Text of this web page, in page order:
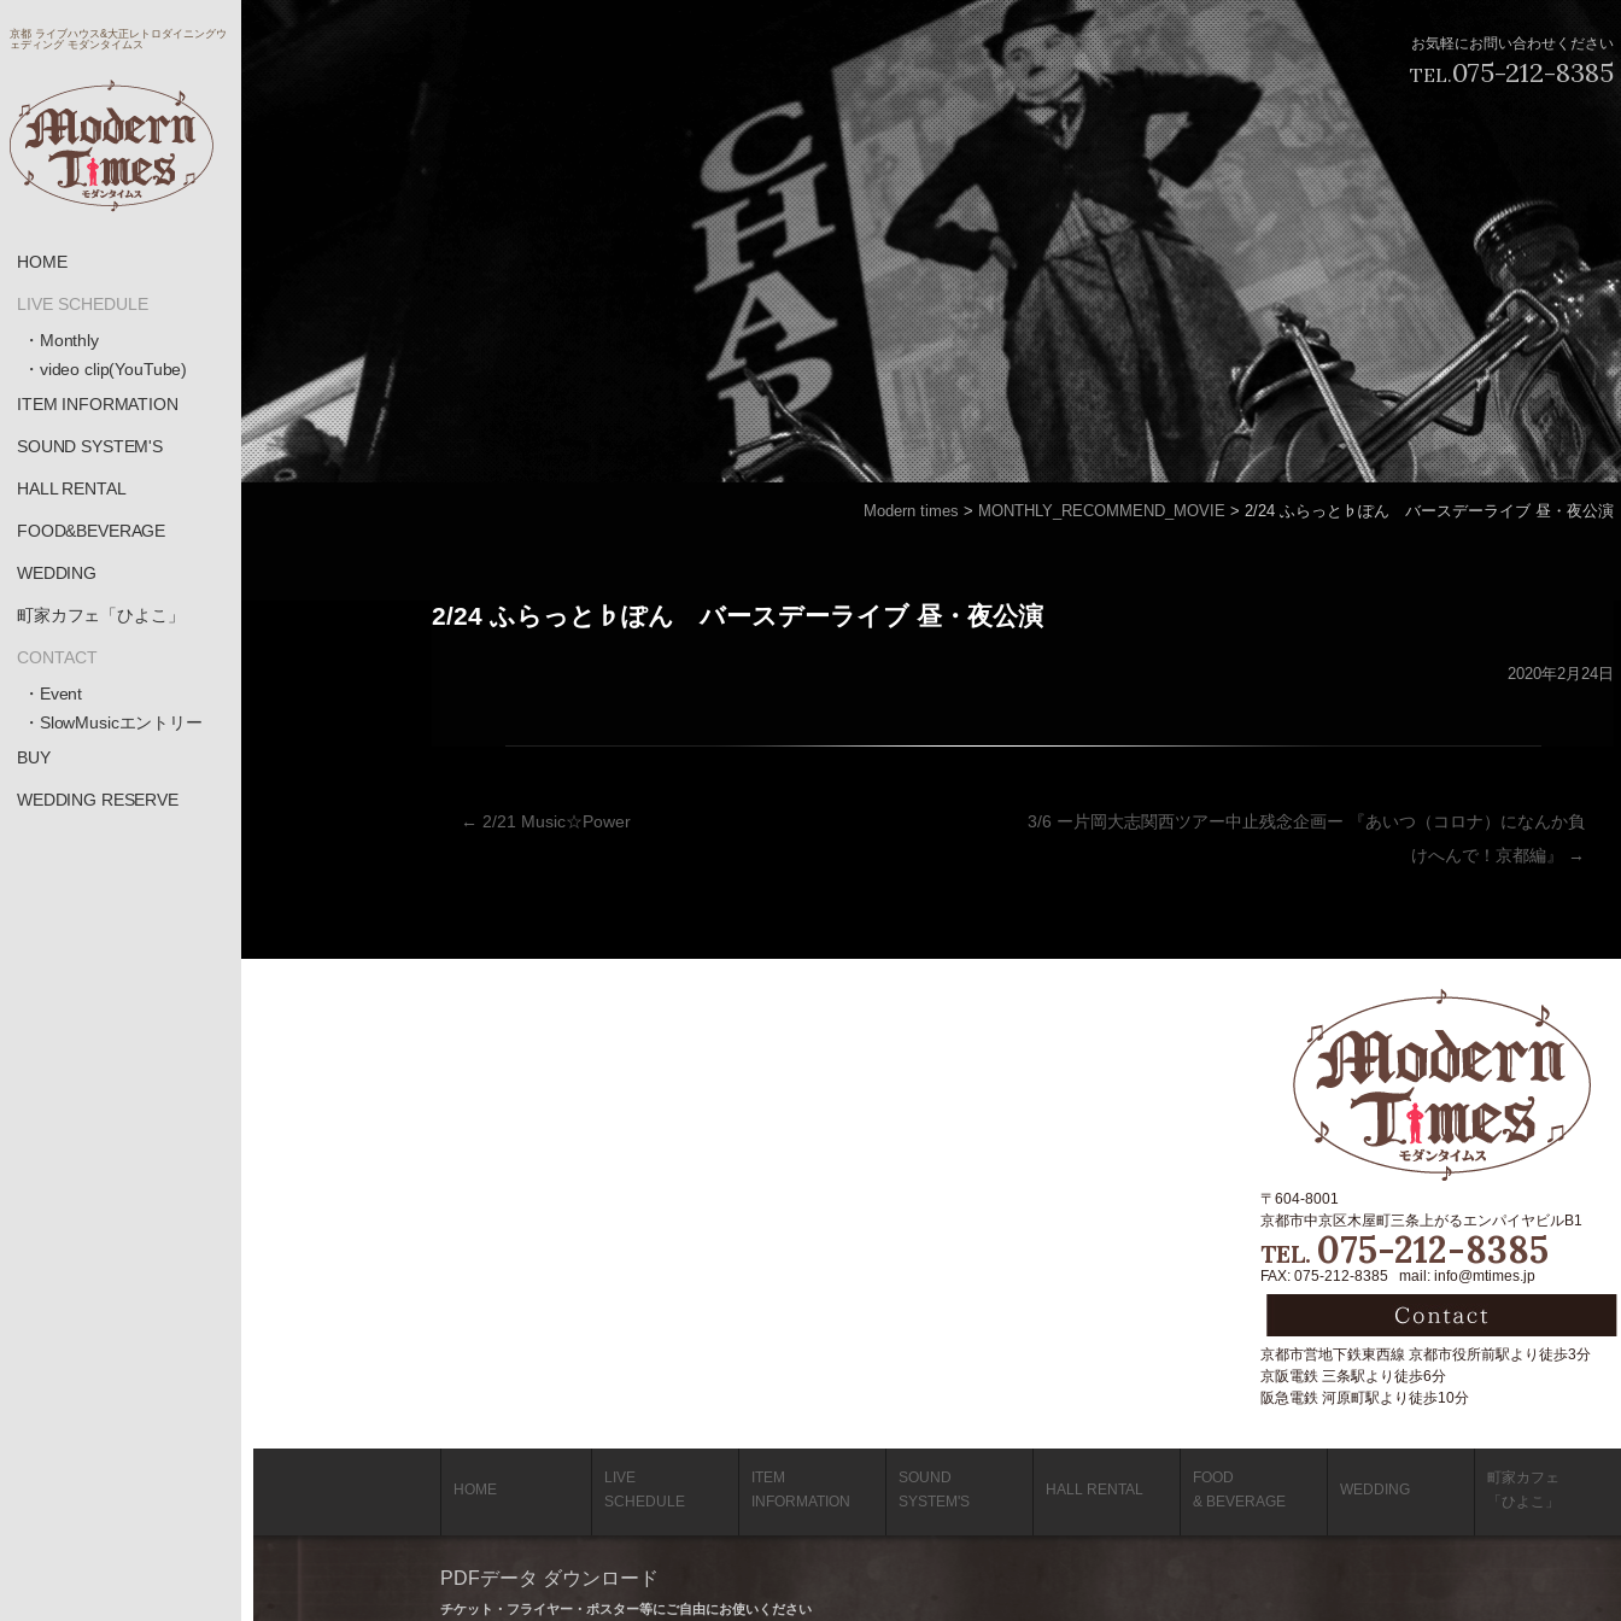
お気軽にお問い合わせください
TEL.075-212-8385
Modern times > MONTHLY_RECOMMEND_MOVIE > 2/24 ふらっと♭ぽん バースデーライブ 昼・夜公演
京都 ライブハウス&大正レトロダイニングウ
ェディング モダンタイムス
HOME
LIVE SCHEDULE
・Monthly
・video clip(YouTube)
ITEM INFORMATION
SOUND SYSTEM'S
HALL RENTAL
FOOD&BEVERAGE
WEDDING
町家カフェ「ひよこ」
CONTACT
・Event
・SlowMusicエントリー
BUY
WEDDING RESERVE
2/24 ふらっと♭ぽん バースデーライブ 昼・夜公演
2020年2月24日
投稿ナビゲーション
← 2/21 Music☆Power
3/6 ー片岡大志関西ツアー中止残念企画ー 『あいつ（コロナ）になんか負
けへんで！京都編』
→
〒604-8001
京都市中京区木屋町三条上がるエンパイヤビルB1
TEL. 075-212-8385
FAX: 075-212-8385 mail: info@mtimes.jp
京都市営地下鉄東西線 京都市役所前駅より徒歩3分
京阪電鉄 三条駅より徒歩6分
阪急電鉄 河原町駅より徒歩10分
HOME
LIVE
SCHEDULE
ITEM
INFORMATION
SOUND
SYSTEM'S
HALL RENTAL
FOOD
& BEVERAGE
WEDDING
町家カフェ
「ひよこ」
PDFデータ ダウンロード
チケット・フライヤー・ポスター等にご自由にお使いください